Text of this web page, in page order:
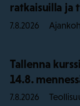
ratkaisuilla ja
7.8.2026
Tallenna
14.8.
7.8.2026